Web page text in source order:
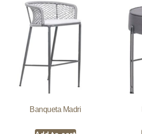
Banqueta Madri